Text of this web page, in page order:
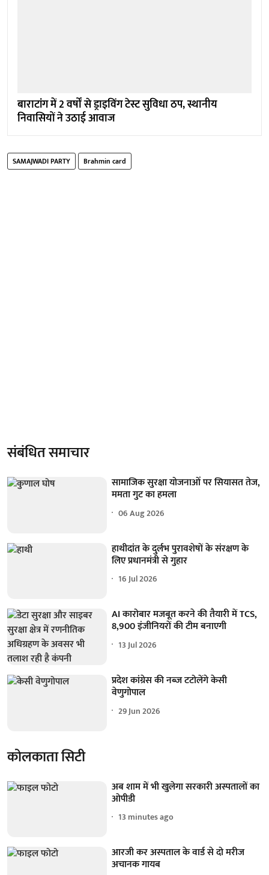
बाराटांग में 2 वर्षों से ड्राइविंग टेस्ट सुविधा ठप, स्थानीय
निवासियों ने उठाई आवाज
SAMAJWADI PARTY Brahmin card
संबंधित समाचार
सामाजिक सुरक्षा योजनाओं पर सियासत तेज,
ममता गुट का हमला
06 Aug 2026
हाथीदांत के दुर्लभ पुरावशेषों के संरक्षण के
लिए प्रधानमंत्री से गुहार
16 Jul 2026
AI कारोबार मजबूत करने की तैयारी में TCS,
8,900 इंजीनियरों की टीम बनाएगी
13 Jul 2026
प्रदेश कांग्रेस की नब्ज टटोलेंगे केसी
वेणुगोपाल
29 Jun 2026
कोलकाता सिटी
अब शाम में भी खुलेगा सरकारी अस्पतालों का
ओपीडी
13 minutes ago
आरजी कर अस्पताल के वार्ड से दो मरीज
अचानक गायब